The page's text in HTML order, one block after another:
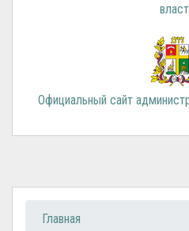
Официальный сайт
Вы здесь
Главная